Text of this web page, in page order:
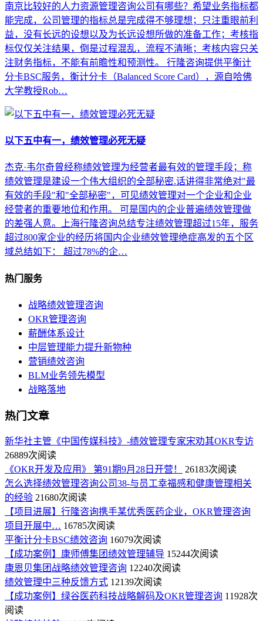
南京比较好的人力资源管理咨询公司有哪些？希望业务指标都
能完成，公司管理的指标总是完成得不够理想；只注重眼前利
益，没有长远的设想以及为长远设想所做的准备工作；考核指
标仅仅关注结果，倒是过程混乱，流程不清晰；考核内容只关
注财务指标，不能有前瞻性和预测性。 行隆咨询提供平衡计
分卡BSC服务，衡计分卡（Balanced Score Card），源自哈佛
大学教授Rob…
以下五中有一，绩效管理必死无疑
杰克·韦尔奇曾经称绩效管理为经营者最有效的管理手段；称
绩效管理是建设一个伟大组织的全部秘密.话讲得非常绝对"最
有效的手段"和"全部秘密"，可见绩效管理对一个企业和企业
经营者的重要地位和作用。 可是国内的企业普遍绩效管理做
的差强人意。上海行隆咨询总结专注绩效管理超过15年，服务
超过800家企业的经历将国内企业绩效管理绝症高发的五个区
域总结如下： 超过78%的企…
热门服务
战略绩效管理咨询
OKR管理咨询
薪酬体系设计
中层管理能力提升新物种
营销绩效咨询
BLM业务领先模型
战略落地
热门文章
新华社主管《中国传媒科技》-绩效管理专家宋劝其OKR专访
26889次阅读
《OKR开发及应用》 第91期9月28日开营！
26183次阅读
怎么选择绩效管理咨询公司38-与员工幸福感和健康管理相关
的经验 21680次阅读
【项目进展】行隆咨询携手某优秀医药企业，OKR管理咨询
项目开展中… 16785次阅读
平衡计分卡BSC绩效咨询 16079次阅读
【成功案例】康师傅集团绩效管理辅导 15244次阅读
康恩贝集团战略绩效管理咨询 12240次阅读
绩效管理中三种反馈方式 12139次阅读
【成功案例】绿谷医药科技战略解码及OKR管理咨询 11928次
阅读